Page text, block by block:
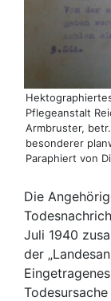
Pflegeanstalt
Armbruster,
besonderer
Paraphiert von
Die
Juli 1940
der
Todesursache